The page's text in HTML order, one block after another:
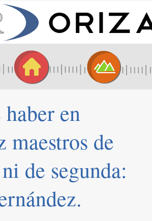
en
maestros de
de segunda: